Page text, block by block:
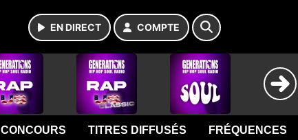
EN DIRECT COMPTE
CONCOURS TITRES DIFFUSÉS FRÉQUENCES